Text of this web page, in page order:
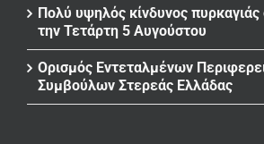
Πολύ υψηλός κίνδυνος πυρκαγιάς
την Τετάρτη 5 Αυγούστου
Ορισμός Εντεταλμένων
Συμβούλων Στερεάς Ελλάδας